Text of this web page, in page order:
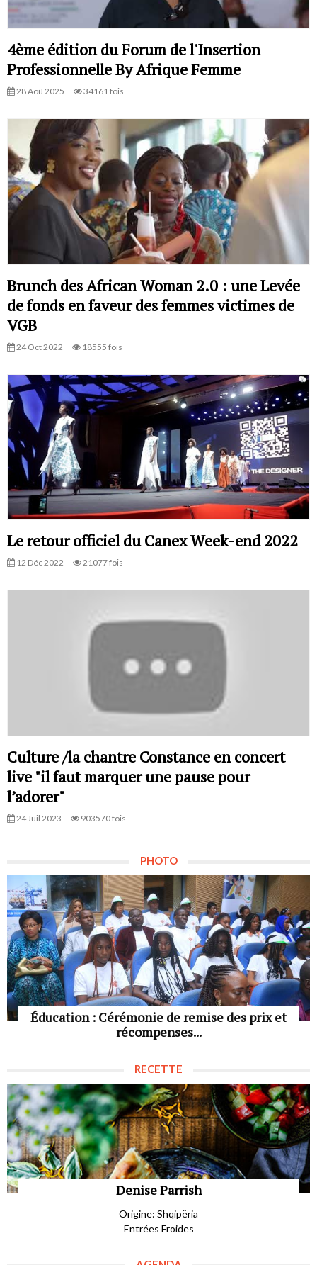
4ème édition du Forum de l'Insertion
Professionnelle By Afrique Femme
28 Aoû 2025 34161 fois
Brunch des African Woman 2.0 : une Levée
de fonds en faveur des femmes victimes de
VGB
24 Oct 2022 18555 fois
Le retour officiel du Canex Week-end 2022
12 Déc 2022 21077 fois
Culture /la chantre Constance en concert
live "il faut marquer une pause pour
l’adorer"
24 Juil 2023 903570 fois
PHOTO
Éducation : Cérémonie de remise des prix et
récompenses...
RECETTE
Denise Parrish
Origine: Shqipëria
Entrées Froides